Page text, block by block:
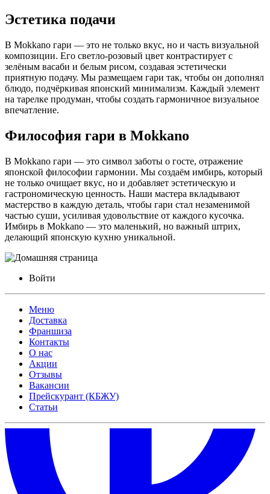
Эстетика подачи
В Mokkano гари — это не только вкус, но и часть визуальной
композиции. Его светло-розовый цвет контрастирует с
зелёным васаби и белым рисом, создавая эстетически
приятную подачу. Мы размещаем гари так, чтобы он дополнял
блюдо, подчёркивая японский минимализм. Каждый элемент
на тарелке продуман, чтобы создать гармоничное визуальное
впечатление.
Философия гари в Mokkano
В Mokkano гари — это символ заботы о госте, отражение
японской философии гармонии. Мы создаём имбирь, который
не только очищает вкус, но и добавляет эстетическую и
гастрономическую ценность. Наши мастера вкладывают
мастерство в каждую деталь, чтобы гари стал незаменимой
частью суши, усиливая удовольствие от каждого кусочка.
Имбирь в Mokkano — это маленький, но важный штрих,
делающий японскую кухню уникальной.
Войти
Меню
Доставка
Франшиза
Контакты
О нас
Акции
Отзывы
Вакансии
Прейскурант (КБЖУ)
Статьи